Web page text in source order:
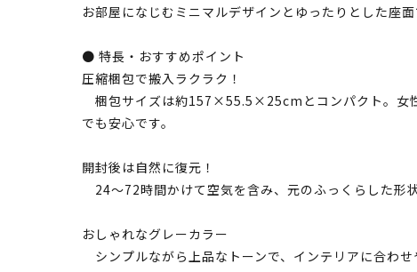
お部屋になじむミニマルデザインとゆったりとした座
● 特長・おすすめポイント
圧縮梱包で搬入ラクラク！
梱包サイズは約157×55.5×25cmとコンパクト。女
でも安心です。
開封後は自然に復元！
24〜72時間かけて空気を含み、元のふっくらした形状
おしゃれなグレーカラー
シンプルながら上品なトーンで、インテリアに合わせ